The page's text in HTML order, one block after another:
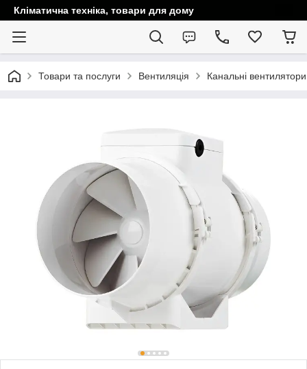
Кліматична техніка, товари для дому
Товари та послуги Вентиляція Канальні